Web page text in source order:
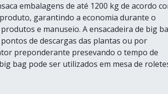
embalagens de até 1200 kg de acordo
garantindo a economia durante o
e manuseio. A ensacadeira de big
de descargas das plantas ou por
preponderante presevando o tempo de
bag pode ser utilizados em mesa de